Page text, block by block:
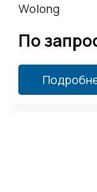
Wolong
По